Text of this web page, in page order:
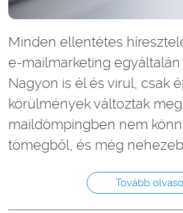
Minden ellentétes
e-mailmarketing
Nagyon is él és virul, csak
körülmények változtak
maildömpingben nem
tömegből, és még
Tovább